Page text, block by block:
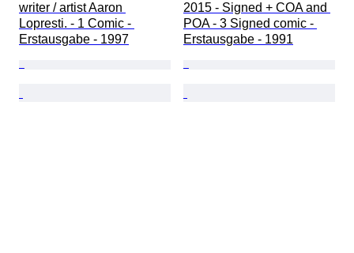
writer / artist Aaron
Lopresti. - 1 Comic -
Erstausgabe - 1997
2015 - Signed + COA and
POA - 3 Signed comic -
Erstausgabe - 1991